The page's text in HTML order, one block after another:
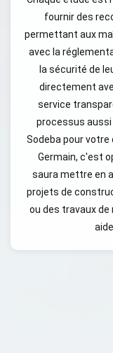
fournir des
permettant aux
avec la
la sécurité de
directement
service
processus aussi
Sodeba pour
Germain, c'est
saura mettre en
projets de
ou des travaux de